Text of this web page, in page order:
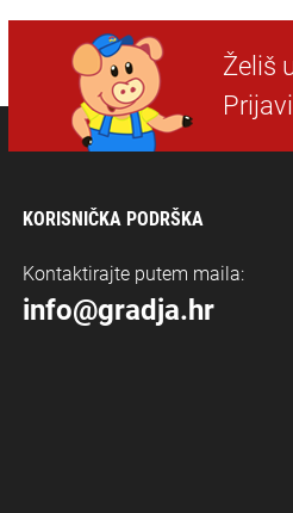
Želiš
KORISNIČKA PODRŠKA
Kontaktirajte putem maila:
info@gradja.hr